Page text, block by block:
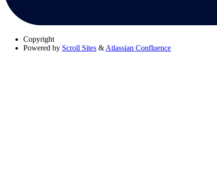
Copyright
Powered by Scroll Sites & Atlassian Confluence